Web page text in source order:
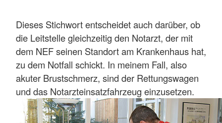
Dieses Stichwort entscheidet auch darüber, ob
die Leitstelle gleichzeitig den Notarzt, der mit
dem NEF seinen Standort am Krankenhaus hat,
zu dem Notfall schickt. In meinem Fall, also
akuter Brustschmerz, sind der Rettungswagen
und das Notarzteinsatzfahrzeug einzusetzen.